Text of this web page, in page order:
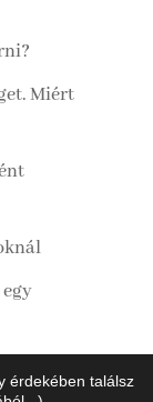
Miért
érdekében találsz